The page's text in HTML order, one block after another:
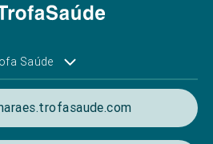
Saúde